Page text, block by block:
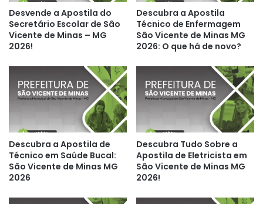
Desvende a Apostila do
Secretário Escolar de São
Vicente de Minas – MG
2026!
Descubra a Apostila
Técnico de Enfermagem
São Vicente de Minas MG
2026: O que há de novo?
Descubra a Apostila de
Técnico em Saúde Bucal:
São Vicente de Minas MG
2026
Descubra Tudo Sobre a
Apostila de Eletricista em
São Vicente de Minas MG
2026!